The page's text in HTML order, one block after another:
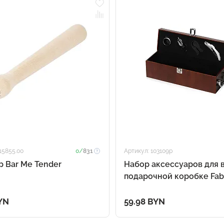
0/831
Bar Me Tender
Артикул: 103109p
Набор аксессуаров для
подарочной коробке
59.98 BYN